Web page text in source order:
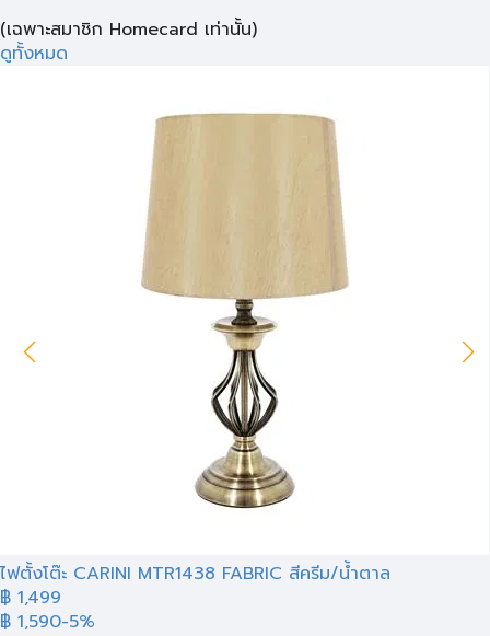
(เฉพาะสมาชิก Homecard เท่านั้น)
ดูทั้งหมด
ไฟตั้งโต๊ะ CARINI MTR1438 FABRIC สีครีม/น้ำตาล
฿ 1,499
฿ 1,590-5%